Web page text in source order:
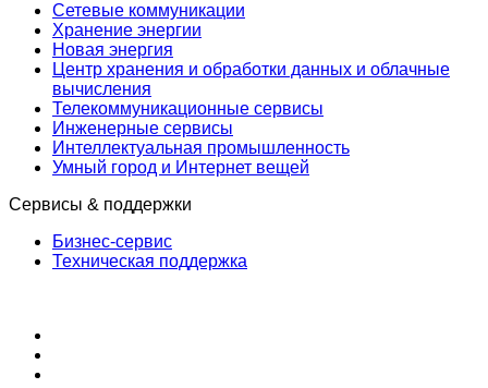
Сетевые коммуникации
Хранение энергии
Новая энергия
Центр хранения и обработки данных и облачные
вычисления
Телекоммуникационные сервисы
Инженерные сервисы
Интеллектуальная промышленность
Умный город и Интернет вещей
Сервисы & поддержки
Бизнес-сервис
Техническая поддержка